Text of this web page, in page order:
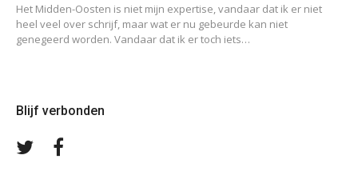
Het Midden-Oosten is niet mijn expertise, vandaar dat ik er niet
heel veel over schrijf, maar wat er nu gebeurde kan niet
genegeerd worden. Vandaar dat ik er toch iets…
Blijf verbonden
Volg